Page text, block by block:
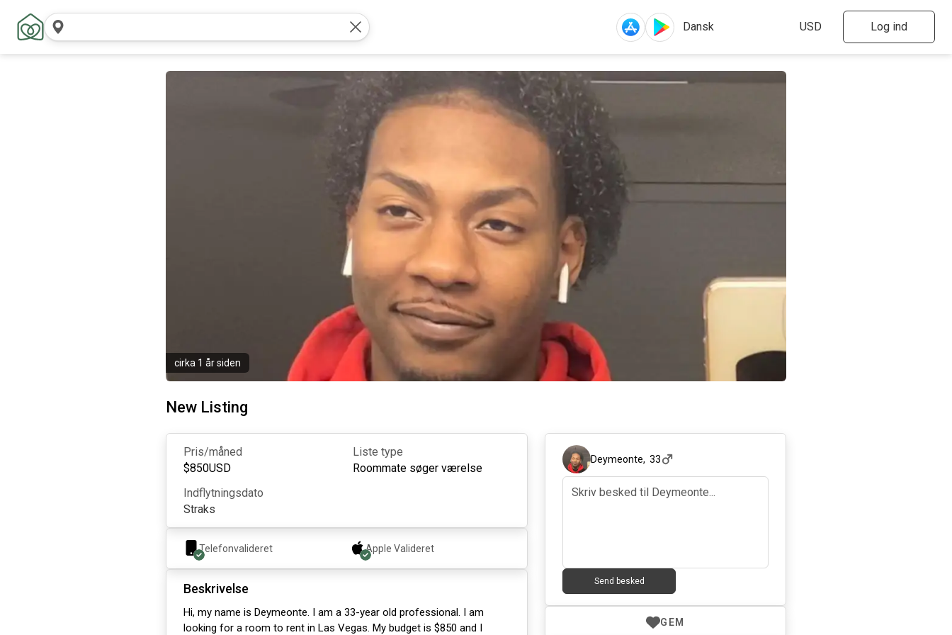
Søg
Log ind
cirka 1 år siden
New Listing
Pris/måned
$850USD
Liste type
Roommate søger værelse
Indflytningsdato
Straks
Telefonvalideret Apple Valideret
Beskrivelse
Hi, my name is Deymeonte. I am a 33-year old professional. I am
looking for a room to rent in Las Vegas. My budget is $850 and I
Deymeonte,33
Send besked
GEM